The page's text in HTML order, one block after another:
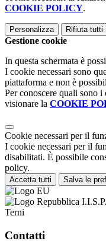
COOKIE POLICY.
Personalizza Rifiuta tutti
Gestione cookie
In questa schermata è
I cookie necessari sono
piattaforma e non è
Per conoscere quali sono
visionare la COOKIE
Cookie necessari per il
I cookie necessari per il
disabilitati. È possibile
policy.
Accetta tutti Salva le
Terni
Contatti